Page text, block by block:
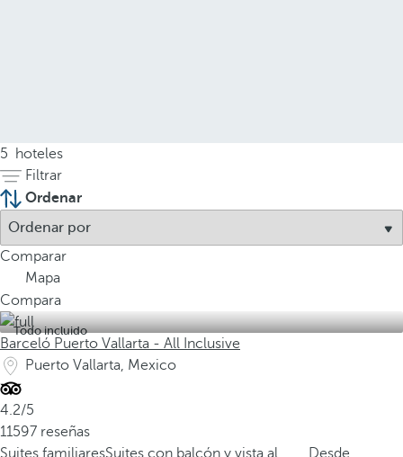
5
hoteles
Filtrar
Ordenar
Comparar
Mapa
Compara
Todo incluido
Barceló Puerto Vallarta - All Inclusive
Puerto Vallarta, Mexico
4.2/5
11597 reseñas
Suites familiaresSuites con balcón y vista al
Desde